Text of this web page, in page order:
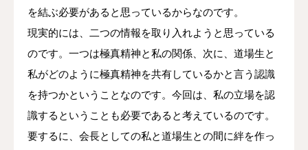
を結ぶ必要があると思っているからなのです。
現実的には、二つの情報を取り入れようと思っている
のです。一つは極真精神と私の関係、次に、道場生と
私がどのように極真精神を共有しているかと言う認識
を持つかということなのです。今回は、私の立場を認
識するということも必要であると考えているのです。
要するに、会長としての私と道場生との間に絆を作っ